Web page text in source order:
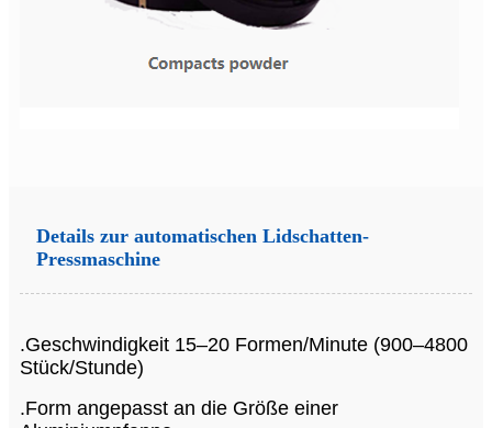
Details zur automatischen Lidschatten-
Pressmaschine
.Geschwindigkeit 15–20 Formen/Minute (900–4800
Stück/Stunde)
.Form angepasst an die Größe einer